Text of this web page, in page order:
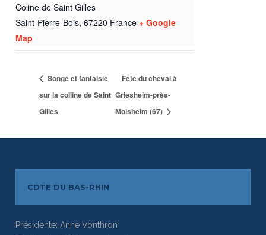
Coline de Saint Gilles
Saint-Pierre-Bois, 67220 France + Google
Map
Songe et fantaisie
sur la colline de Saint
Gilles
Fête du cheval à
Griesheim-près-
Molsheim (67)
CDTE DU BAS-RHIN
Présidente: Anne Vonthron